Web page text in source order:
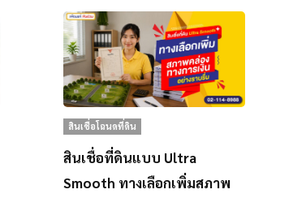
สินเชื่อโฉนดที่ดิน
สินเชื่อที่ดินแบบ Ultra
Smooth ทางเลือกเพิ่มสภาพ